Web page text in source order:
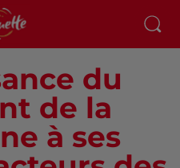
du
de la
à ses